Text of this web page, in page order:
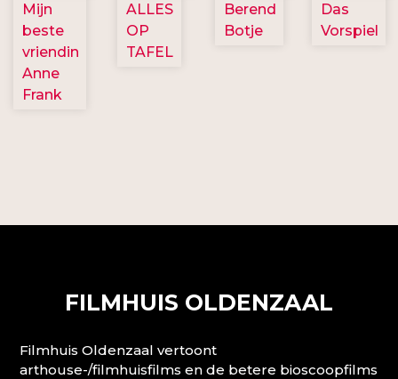
Mijn
beste
vriendin
Anne
Frank
ALLES
OP
TAFEL
Berend
Botje
Das
Vorspiel
FILMHUIS OLDENZAAL
Filmhuis Oldenzaal vertoont
arthouse-/filmhuisfilms en de betere bioscoopfilms